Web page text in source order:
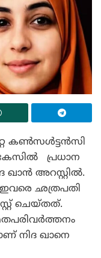
കൺസൾട്ടൻസി
പ്രധാന
ഖാൻ അറസ്റ്റിൽ.
ഛത്രപതി
ചെയ്തത്.
നിദ ഖാനെ